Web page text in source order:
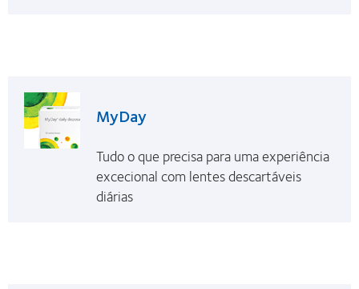
MyDay
Tudo o que precisa para uma experiência
excecional com lentes descartáveis
diárias